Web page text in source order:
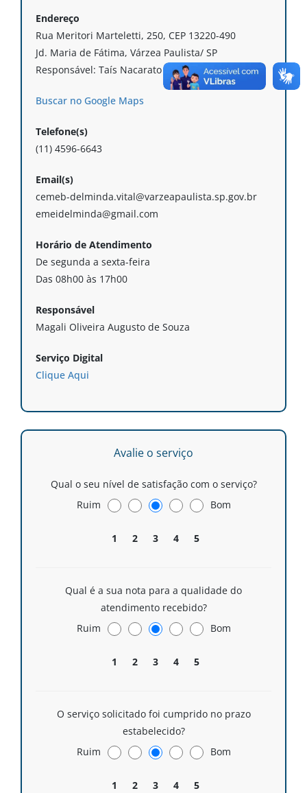
Endereço
Rua Meritori Marteletti, 250, CEP 13220-490
Jd. Maria de Fátima, Várzea Paulista/ SP
Responsável: Taís Nacarato Cain
Buscar no Google Maps
Telefone(s)
(11) 4596-6643
Email(s)
cemeb-delminda.vital@varzeapaulista.sp.gov.br
emeidelminda@gmail.com
Horário de Atendimento
De segunda a sexta-feira
Das 08h00 às 17h00
Responsável
Magali Oliveira Augusto de Souza
Serviço Digital
Clique Aqui
Avalie o serviço
Qual o seu nível de satisfação com o serviço?
Ruim
1 2 3 4 5
Bom
Qual é a sua nota para a qualidade do
atendimento recebido?
Ruim
1 2 3 4 5
Bom
O serviço solicitado foi cumprido no prazo
estabelecido?
Ruim
1 2 3 4 5
Bom